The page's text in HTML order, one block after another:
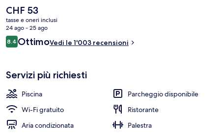
recensioni degli ospiti lodano il personale gentile della struttura.
Il
prezzo
attuale
è
CHF 53
CHF 53
tasse e oneri inclusi
24 ago - 25 ago
Recensioni
8.48.4 su 10
OttimoVedi le 1'003 recensioni
Servizi più richiesti
Piscina
Parcheggio disponibile
Wi-Fi gratuito
Ristorante
Aria condizionata
Palestra